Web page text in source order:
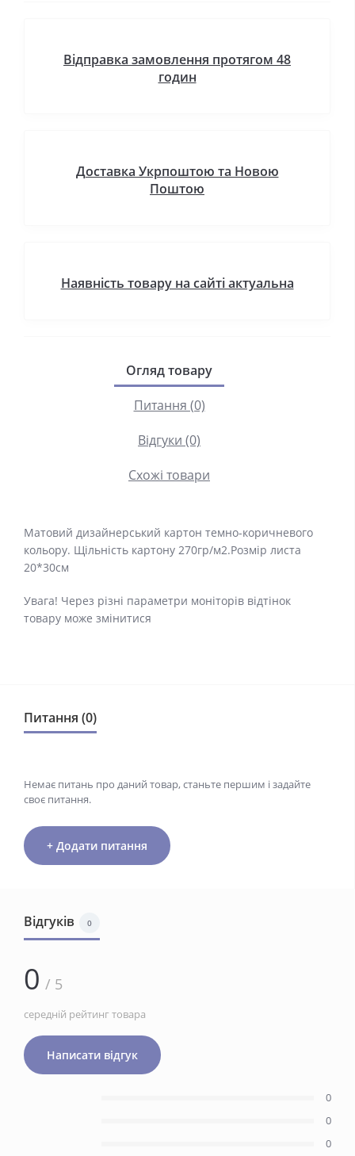
Відправка замовлення протягом 48
годин
Доставка Укрпоштою та Новою
Поштою
Наявність товару на сайті актуальна
Огляд товару
Питання (0)
Відгуки (0)
Схожі товари
Матовий дизайнерський картон темно-коричневого
кольору. Щільність картону 270гр/м2.Розмір листа
20*30см
Увага! Через різні параметри моніторів відтінок
товару може змінитися
Питання (0)
Немає питань про даний товар, станьте першим і задайте
своє питання.
+ Додати питання
Відгуків 0
0 / 5
середній рейтинг товара
Написати відгук
0
0
0